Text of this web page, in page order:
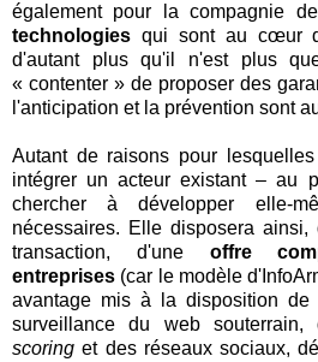
également pour la compagnie
technologies qui sont au cœur
d'autant plus qu'il n'est plus
« contenter » de proposer des
l'anticipation et la prévention sont
Autant de raisons pour
intégrer un acteur existant – au
chercher à développer elle-
nécessaires. Elle disposera
transaction, d'une offre
entreprises (car le modèle
avantage mis à la disposition de
surveillance du web souterrain,
scoring et des réseaux sociaux,